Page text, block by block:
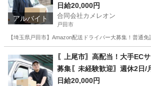
アルバイト
日給20,000円
合同会社カメレオン
戸田市
【埼玉県戸田市】Amazon配送ドライバー大募集！普
ドライバー 積み込み
〖上尾市〗高配当！大手EC
募集〖未経験歓迎〗週休2日/
日給20,000円